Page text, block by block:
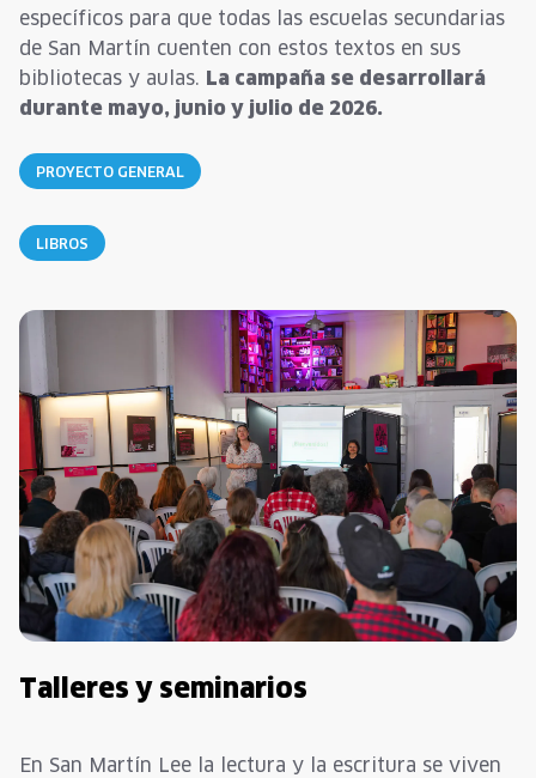
específicos para que todas las escuelas secundarias
de San Martín cuenten con estos textos en sus
bibliotecas y aulas. La campaña se desarrollará
durante mayo, junio y julio de 2026.
PROYECTO GENERAL
LIBROS
Talleres y seminarios
En San Martín Lee la lectura y la escritura se viven